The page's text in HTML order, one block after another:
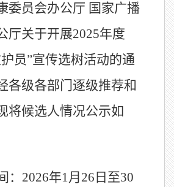
委员会办公厅 国家广播
厅关于开展2025年度
员”宣传选树活动的通
各级各部门逐级推荐和
将候选人情况公示如
：2026年1月26 日至30